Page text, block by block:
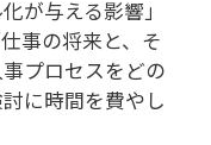
が与える影響」
事の将来と、そ
プロセスをどの
に時間を費やし